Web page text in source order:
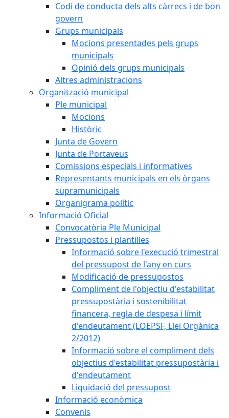
Codi de conducta dels alts càrrecs i de bon
govern
Grups municipals
Mocions presentades pels grups
municipals
Opinió dels grups municipals
Altres administracions
Organització municipal
Ple municipal
Mocions
Històric
Junta de Govern
Junta de Portaveus
Comissions especials i informatives
Representants municipals en els òrgans
supramunicipals
Organigrama polític
Informació Oficial
Convocatòria Ple Municipal
Pressupostos i plantilles
Informació sobre l'execució trimestral
del pressupost de l'any en curs
Modificació de pressupostos
Compliment de l'objectiu d'estabilitat
pressupostària i sostenibilitat
financera, regla de despesa i límit
d'endeutament (LOEPSF, Llei Orgànica
2/2012)
Informació sobre el compliment dels
objectius d'estabilitat pressupostària i
d'endeutament
Liquidació del pressupost
Informació econòmica
Convenis